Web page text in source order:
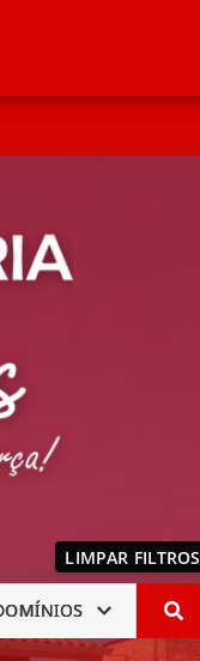
LIMPAR FILTROS